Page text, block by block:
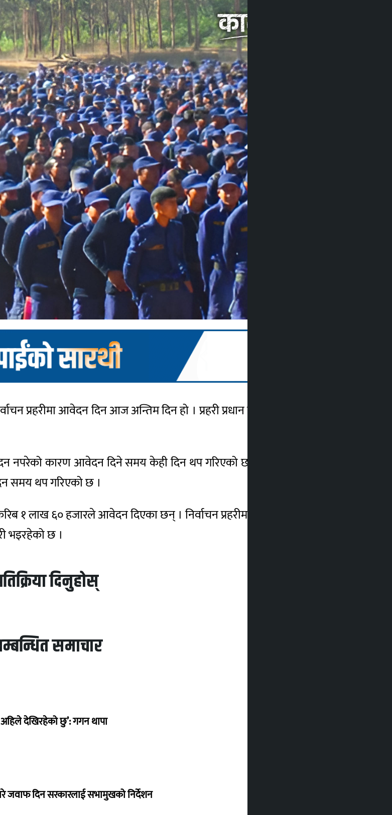
प्रहरीमा आवेदन दिन आज अन्तिम दिन हो । प्रहरी प्रधान कार्यालयले बिहीबार साँझ ५
नपरेको कारण आवेदन दिने समय केही दिन थप गरिएको छ । कास्कीमा आवेदन माघ ३
समय थप गरिएको छ ।
१ लाख ६० हजारले आवेदन दिएका छन् । निर्वाचन प्रहरीमा १ लाख ३३ हजार ९८० जना
भइरहेको छ ।
दिनुहोस्
समाचार
देखिरहेको छु’: गगन थापा
जवाफ दिन सरकारलाई सभामुखको निर्देशन